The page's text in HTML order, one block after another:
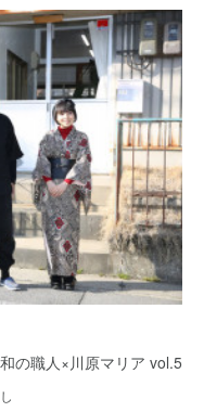
の職人×川原マリア vol.5